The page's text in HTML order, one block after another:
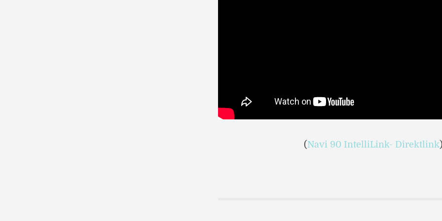
(Navi 90 IntelliLink- Direktlink